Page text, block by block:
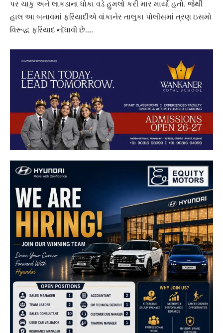
પર ચાકુ અને લાકડાના ધોકા વડે હુમલો કરી માર માર્યો હતો. જેથી
હાલ આ બનાવમાં ફરિયાદીએ વાંકાનેર તાલુકા પોલીસમાં ત્રણ ઇસમો
વિરૂદ્ધ ફરિયાદ નોંધાવી છે….